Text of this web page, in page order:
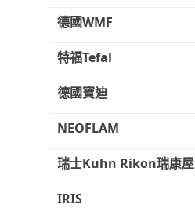
德國WMF
特福Tefal
德國寶迪
NEOFLAM
瑞士Kuhn Rikon瑞康屋
IRIS